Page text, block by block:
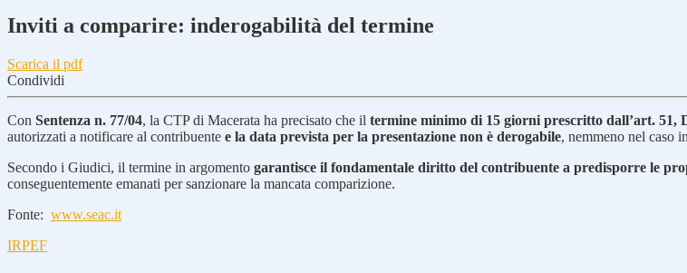
Inviti a comparire: inderogabilità del termine
Scarica il pdf
Condividi
Con Sentenza n. 77/04, la CTP di Macerata ha precisato che il termine minimo di 15 giorni prescritto dall’art. 51,
autorizzati a notificare al contribuente e la data prevista per la presentazione non è derogabile, nemmeno nel caso
Secondo i Giudici, il termine in argomento garantisce il fondamentale diritto del contribuente a predisporre le
conseguentemente emanati per sanzionare la mancata comparizione.
Fonte: www.seac.it
IRPEF